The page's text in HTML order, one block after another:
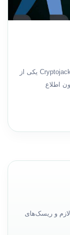
Cryptojacking چیست ؟ وچه طور عمل میکند؟ Cryptojacking یکی از
اطلاع
و ریسک‌های